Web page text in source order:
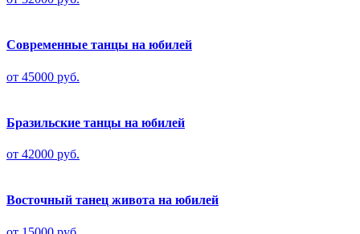
Современные танцы на юбилей
от 45000 руб.
Бразильские танцы на юбилей
от 42000 руб.
Восточный танец живота на юбилей